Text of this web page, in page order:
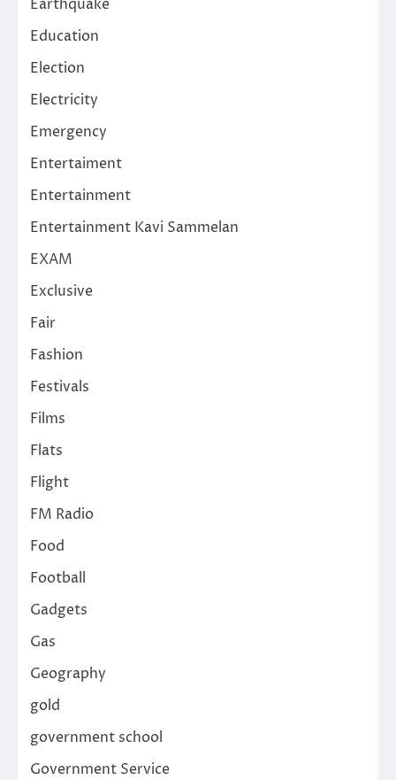
Earthquake
Education
Election
Electricity
Emergency
Entertaiment
Entertainment
Entertainment Kavi Sammelan
EXAM
Exclusive
Fair
Fashion
Festivals
Films
Flats
Flight
FM Radio
Food
Football
Gadgets
Gas
Geography
gold
government school
Government Service